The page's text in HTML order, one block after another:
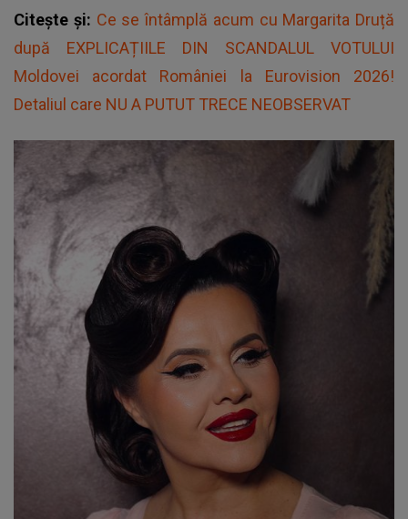
Citește și: Ce se întâmplă acum cu Margarita Druță
după EXPLICAȚIILE DIN SCANDALUL VOTULUI
Moldovei acordat României la Eurovision 2026!
Detaliul care NU A PUTUT TRECE NEOBSERVAT